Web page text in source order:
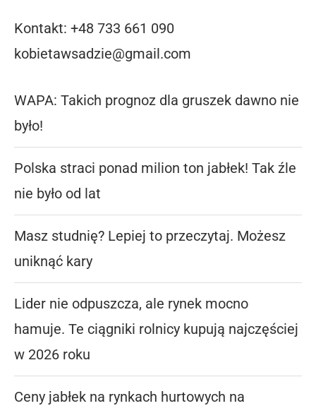
Kontakt: +48 733 661 090
kobietawsadzie@gmail.com
WAPA: Takich prognoz dla gruszek dawno nie
było!
Polska straci ponad milion ton jabłek! Tak źle
nie było od lat
Masz studnię? Lepiej to przeczytaj. Możesz
uniknąć kary
Lider nie odpuszcza, ale rynek mocno
hamuje. Te ciągniki rolnicy kupują najczęściej
w 2026 roku
Ceny jabłek na rynkach hurtowych na